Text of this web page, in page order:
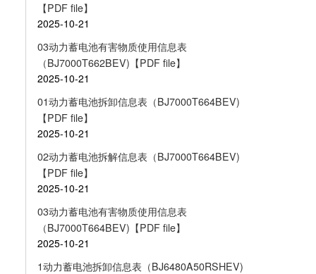
【PDF file】
2025-10-21
03动力蓄电池有害物质使用信息表
（BJ7000T662BEV)【PDF file】
2025-10-21
01动力蓄电池拆卸信息表（BJ7000T664BEV)
【PDF file】
2025-10-21
02动力蓄电池拆解信息表（BJ7000T664BEV)
【PDF file】
2025-10-21
03动力蓄电池有害物质使用信息表
（BJ7000T664BEV)【PDF file】
2025-10-21
1动力蓄电池拆卸信息表（BJ6480A50RSHEV)